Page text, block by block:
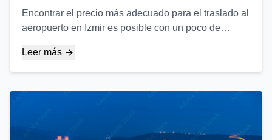
Encontrar el precio más adecuado para el traslado al
aeropuerto en Izmir es posible con un poco de
que debe prestar atención...
Leer más